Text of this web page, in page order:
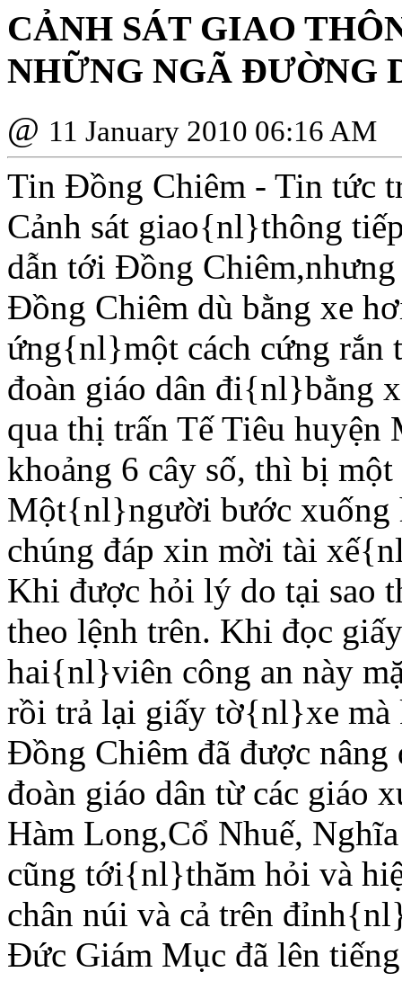
CẢNH SÁT GIAO
NHỮNG NGÃ ÐƯỜNG
@ 11 January 2010 06:16 AM
Tin Ðồng Chiêm - Tin tức
Cảnh sát giao{nl}thông
dẫn tới Ðồng
Ðồng Chiêm dù bằng xe
ứng{nl}một cách cứng rắn
đoàn giáo dân đi{nl}bằng
qua thị trấn Tế Tiêu
khoảng 6 cây số, thì bị
Một{nl}người bước xuống
chúng đáp xin mời tài
Khi được hỏi lý do tại sao
theo lệnh trên. Khi đọc
hai{nl}viên công an này
rồi trả lại giấy tờ{nl}xe mà
Ðồng Chiêm đã được
đoàn giáo dân từ các giáo
Hàm Long,Cổ Nhuế,
cũng tới{nl}thăm hỏi và
chân núi và cả trên
Ðức Giám Mục đã lên